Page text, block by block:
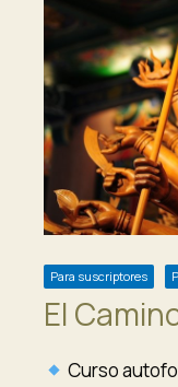
Para suscriptores
El
Curso